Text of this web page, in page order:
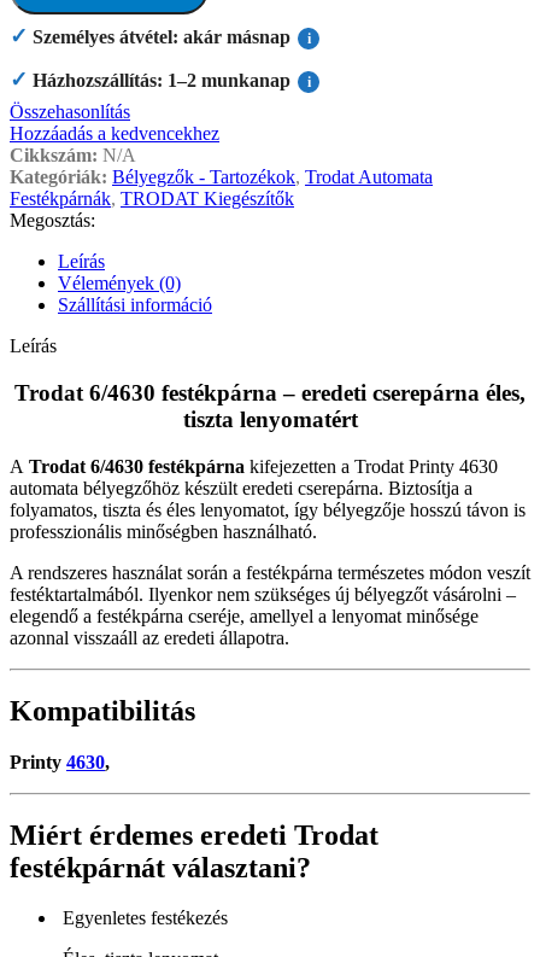
✓ Személyes átvétel: akár másnap i
✓ Házhozszállítás: 1–2 munkanap i
Összehasonlítás
Hozzáadás a kedvencekhez
Cikkszám: N/A
Kategóriák: Bélyegzők - Tartozékok, Trodat Automata
Festékpárnák, TRODAT Kiegészítők
Megosztás:
Leírás
Vélemények (0)
Szállítási információ
Leírás
Trodat 6/4630 festékpárna – eredeti cserepárna éles,
tiszta lenyomatért
A Trodat 6/4630 festékpárna kifejezetten a Trodat Printy 4630
automata bélyegzőhöz készült eredeti cserepárna. Biztosítja a
folyamatos, tiszta és éles lenyomatot, így bélyegzője hosszú távon is
professzionális minőségben használható.
A rendszeres használat során a festékpárna természetes módon veszít
festéktartalmából. Ilyenkor nem szükséges új bélyegzőt vásárolni –
elegendő a festékpárna cseréje, amellyel a lenyomat minősége
azonnal visszaáll az eredeti állapotra.
Kompatibilitás
Printy 4630,
Miért érdemes eredeti Trodat
festékpárnát választani?
Egyenletes festékezés